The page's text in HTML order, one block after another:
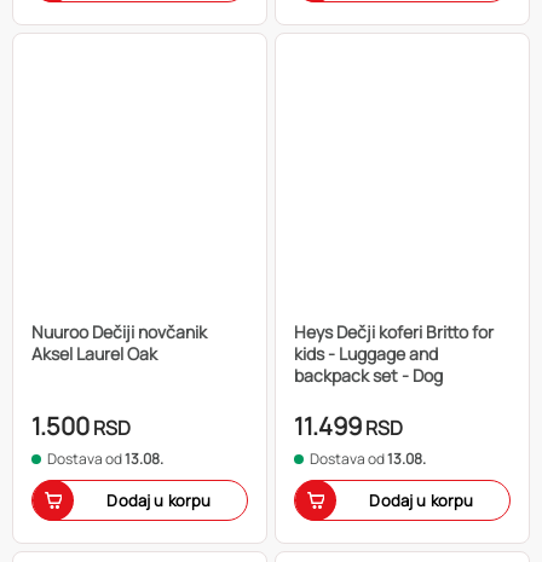
Nuuroo Dečiji novčanik
Aksel Laurel Oak
1.500RSD
Dostava od13.08.
Dodaj u korpu
Heys Dečji koferi Britto for
kids - Luggage and
backpack set - Dog
11.499RSD
Dostava od13.08.
Dodaj u korpu